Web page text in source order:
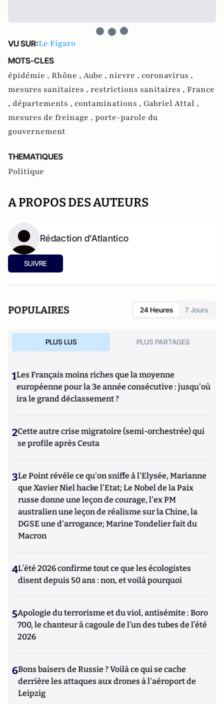
VU SUR:Le Figaro
MOTS-CLES
épidémie , Rhône , Aube , nievre , coronavirus ,
mesures sanitaires , restrictions sanitaires , France
, départements , contaminations , Gabriel Attal ,
mesures de freinage , porte-parole du
gouvernement
THEMATIQUES
Politique
A PROPOS DES AUTEURS
Rédaction d'Atlantico
SUIVRE
POPULAIRES 24 Heures 7 Jours
PLUS LUS PLUS PARTAGES
1Les Français moins riches que la moyenne
européenne pour la 3e année consécutive : jusqu'où
ira le grand déclassement ?
2Cette autre crise migratoire (semi-orchestrée) qui
se profile après Ceuta
3Le Point révèle ce qu'on sniffe à l'Elysée, Marianne
que Xavier Niel hacke l'Etat; Le Nobel de la Paix
russe donne une leçon de courage, l'ex PM
australien une leçon de réalisme sur la Chine, la
DGSE une d'arrogance; Marine Tondelier fait du
Macron
4L’été 2026 confirme tout ce que les écologistes
disent depuis 50 ans : non, et voilà pourquoi
5Apologie du terrorisme et du viol, antisémite : Boro
700, le chanteur à cagoule de l’un des tubes de l’été
2026
6Bons baisers de Russie ? Voilà ce qui se cache
derrière les attaques aux drones à l'aéroport de
Leipzig